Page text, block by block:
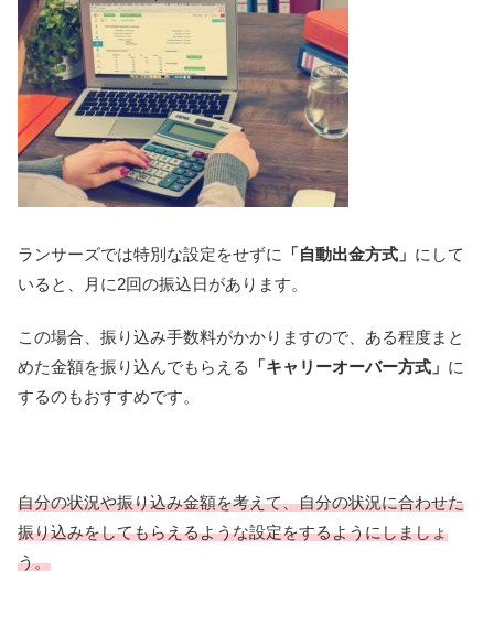
ランサーズでは特別な設定をせずに 「自動出金方式」 にして
いると、月に2回の振込日があります。
この場合、振り込み手数料がかかりますので、ある程度まと
めた金額を振り込んでもらえる
「キャリーオーバー方式」 に
するのもおすすめです。
自分の状況や振り込み金額を考えて、自分の状況に合わせた
振り込みをしてもらえるような設定をするようにしましょ
う。